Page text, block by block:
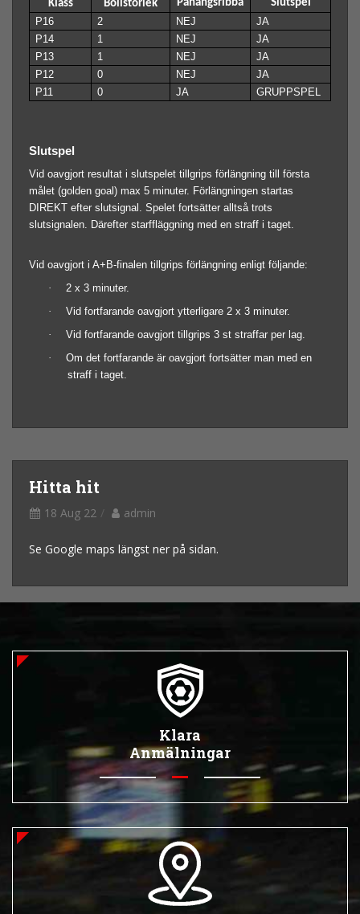
Klass Bollstorlek Påhängsribba
Slutspel
P16
2 NEJ
JA
P14
1 NEJ
JA
P13
1 NEJ
JA
P12
0 NEJ
JA
P11
0 JA GRUPPSPEL
Slutspel
Vid oavgjort resultat i slutspelet tillgrips förlängning till första
målet (golden goal) max 5 minuter. Förlängningen startas
DIREKT efter slutsignal. Spelet fortsätter alltså trots
slutsignalen. Därefter starffläggning med en straff i taget.
Vid oavgjort i A+B-finalen tillgrips förlängning enligt följande:
·
2 x 3 minuter.
·
Vid fortfarande oavgjort ytterligare 2 x 3 minuter.
·
Vid fortfarande oavgjort tillgrips 3 st straffar per lag.
·
Om det fortfarande är oavgjort fortsätter man med en
straff i taget.
Hitta hit
18 Aug 22 admin
Se Google maps längst ner på sidan.
Klara
Anmälningar